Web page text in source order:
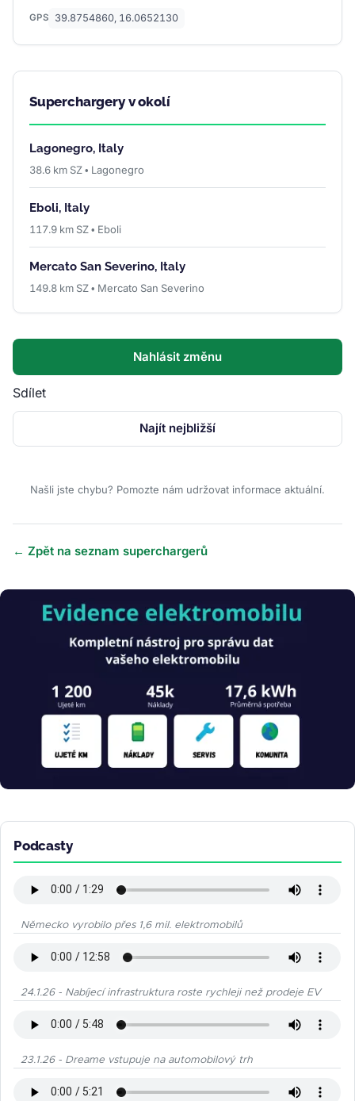
GPS 39.8754860, 16.0652130
Superchargery v okolí
Lagonegro, Italy
38.6 km SZ • Lagonegro
Eboli, Italy
117.9 km SZ • Eboli
Mercato San Severino, Italy
149.8 km SZ • Mercato San Severino
Nahlásit změnu
Sdílet
Najít nejbližší
Našli jste chybu? Pomozte nám udržovat informace aktuální.
← Zpět na seznam superchargerů
Obrázek
Podcasty
Německo vyrobilo přes 1,6 mil. elektromobilů
24.1.26 - Nabíjecí infrastruktura roste rychleji než prodeje EV
23.1.26 - Dreame vstupuje na automobilový trh